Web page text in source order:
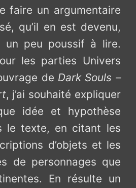
faire un argumentaire
qu’il en est devenu,
un peu poussif à lire.
les parties Univers
de Dark Souls –
, j’ai souhaité expliquer
idée et hypothèse
le texte, en citant les
d’objets et les
de personnages que
En résulte un